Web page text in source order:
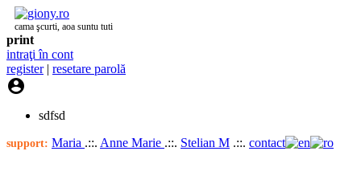
cama şcurti, aoa suntu tuti
print
intraţi în cont
register| resetare parolă

sdfsd
support: Maria .::. Anne Marie .::. Stelian M .::. contact